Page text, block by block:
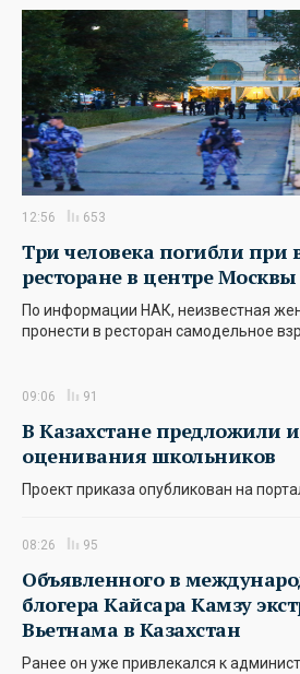
12:56 653
Три человека погибли при
ресторане в центре Москвы
По информации НАК, неизвестная
пронести в ресторан самодельное
09:06 91
В Казахстане предложили
оценивания школьников
Проект приказа опубликован на
08:26 95
Объявленного в
блогера Кайсара Камзу
Вьетнама в Казахстан
Ранее он уже привлекался к